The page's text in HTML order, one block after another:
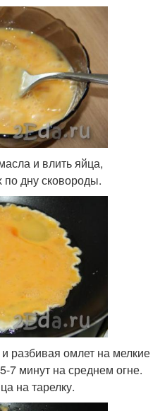
и влить яйца,
дну сковороды.
разбивая омлет на мелкие
7 минут на среднем огне.
на тарелку.